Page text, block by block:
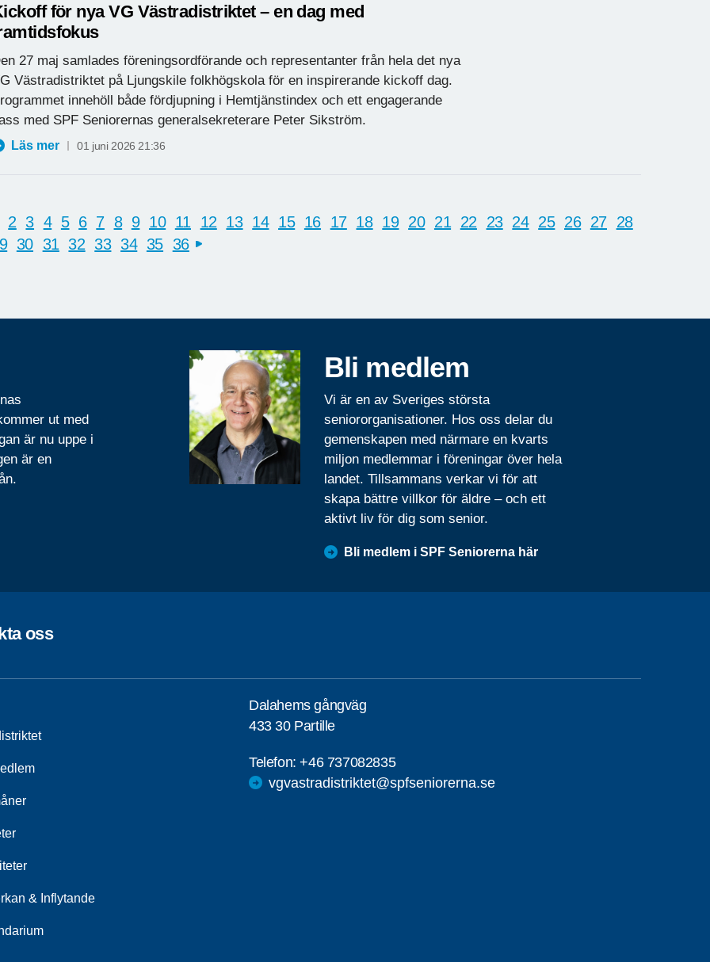
för nya VG Västradistriktet – en dag med
27 maj samlades föreningsordförande och representanter från hela det nya
Västradistriktet på Ljungskile folkhögskola för en inspirerande kickoff dag.
innehöll både fördjupning i Hemtjänstindex och ett engagerande
med SPF Seniorernas generalsekreterare Peter Sikström.
Läs mer 01 juni 2026 21:36
2 3 4 5 6 7 8 9 10 11 12 13 14 15 16 17 18 19 20 21 22 23 24 25 26 27 28
30 31 32 33 34 35 36 next
ut med
är nu uppe i
är en
Bli medlem
Vi är en av Sveriges största
seniororganisationer. Hos oss delar du
gemenskapen med närmare en kvarts
miljon medlemmar i föreningar över hela
landet. Tillsammans verkar vi för att
skapa bättre villkor för äldre – och ett
aktivt liv för dig som senior.
Bli medlem i SPF Seniorerna här
oss
& Inflytande
Dalahems gångväg
433 30 Partille
Telefon:+46 737082835
vgvastradistriktet@spfseniorerna.se